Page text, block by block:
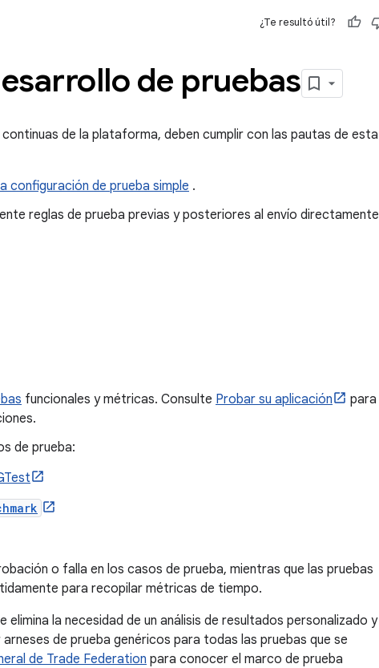
¿Te resultó útil?
de pruebas
de la plataforma, deben cumplir con las pautas de esta
configuración de prueba simple .
reglas de prueba previas y posteriores al envío directamente
funcionales y métricas. Consulte Probar su aplicación
para
de prueba:
o falla en los casos de prueba, mientras que las pruebas
para recopilar métricas de tiempo.
la necesidad de un análisis de resultados personalizado y
de prueba genéricos para todas las pruebas que se
de Trade Federation para conocer el marco de prueba